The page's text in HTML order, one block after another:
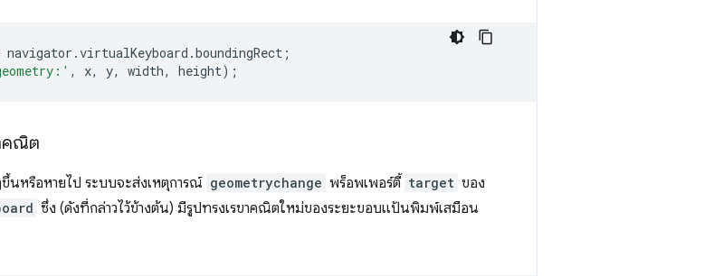
navigator .virtualKeyboard .boundingRect ;
, x, y, width, height);
คณิต
หรือหายไป ระบบจะส่งเหตุการณ์ geometrychange พร็อพเพอร์ตี้ target ของ
ซึ่ง (ดังที่กล่าวไว้ข้างต้น) มีรูปทรงเรขาคณิตใหม่ของระยะขอบแป้นพิมพ์เสมือน